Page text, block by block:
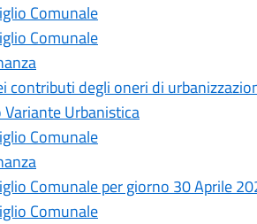
Comunale
Comunale
contributi degli oneri di
Urbanistica
Comunale
Comunale per giorno 30 Aprile
Comunale